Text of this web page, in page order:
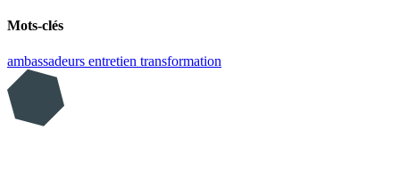
Mots-clés
ambassadeurs entretien transformation